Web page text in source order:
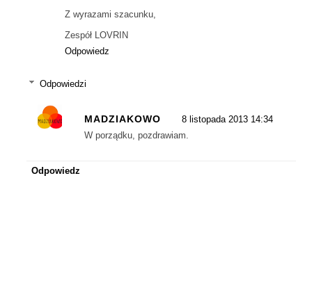
Z wyrazami szacunku,
Zespół LOVRIN
Odpowiedz
Odpowiedzi
MADZIAKOWO
8 listopada 2013 14:34
W porządku, pozdrawiam.
Odpowiedz